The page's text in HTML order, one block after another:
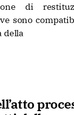
di
sono
della